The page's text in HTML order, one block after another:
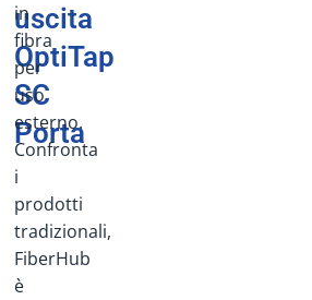
uscita
OptiTap
SC
Porta
in
fibra
per
uso
esterno.
Confronta
i
prodotti
tradizionali,
FiberHub
è